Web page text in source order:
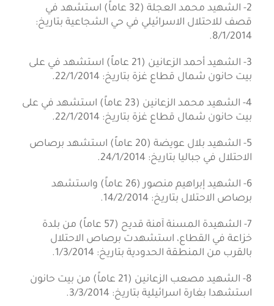
2- الشهيد محمد العجلة (32 عاماً) استشهد في
قصف للاحتلال الاسرائيلي في حي الشجاعية بتاريخ:
8/1/2014.
3- الشهيد أحمد الزعانين (21 عاماً) استشهد في على
بيت حانون شمال قطاع غزة بتاريخ: 22/1/2014.
4- الشهيد محمد الزعانين (23 عاماً) استشهد في على
بيت حانون شمال قطاع غزة بتاريخ: 22/1/2014.
5- الشهيد بلال عويضة (20 عاماً) استشهد برصاص
الاحتلال في جباليا بتاريخ: 24/1/2014.
6- الشهيد إبراهيم منصور (26 عاماً) واستشهد
برصاص الاحتلال بتاريخ: 14/2/2014.
7- الشهيدة المسنة آمنة قديح (57 عاماً) من بلدة
خزاعة في القطاع، استشهدت برصاص الاحتلال
بالقرب من المنطقة الحدودية بتاريخ: 1/3/2014.
8- الشهيد مصعب الزعانين (21 عاماً) من بيت حانون
استشهدا بغارة اسرائيلية بتاريخ: 3/3/2014.